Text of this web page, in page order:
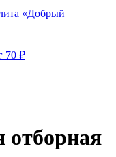
«Добрый
70 ₽